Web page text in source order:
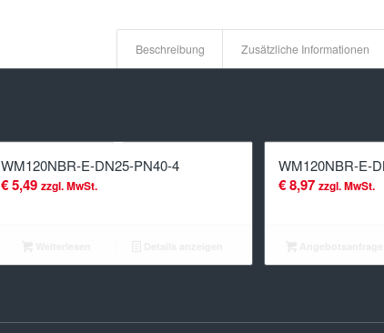
Beschreibung Zusätzliche Informationen
WM120NBR-E-DN25-PN40-4
€5,49 zzgl. MwSt.
WM120NBR-E-
€8,97 zzgl. MwSt.